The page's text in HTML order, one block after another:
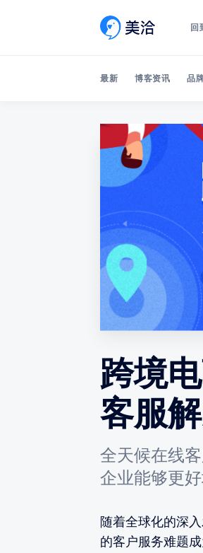
回
最新 博客资讯 品
跨境
客服解
全天候在线
企业能够更
随着全球化的深
的客户服务难题